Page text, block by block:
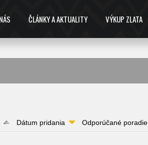
ČLÁNKY A AKTUALITY VÝKUP ZLATA
Dátum pridania Odporúčané poradie